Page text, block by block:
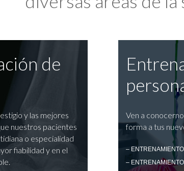
de
y las mejores
nuestros pacientes
o especialidad
fiabilidad y en el
Ven a
forma a tus
–
–